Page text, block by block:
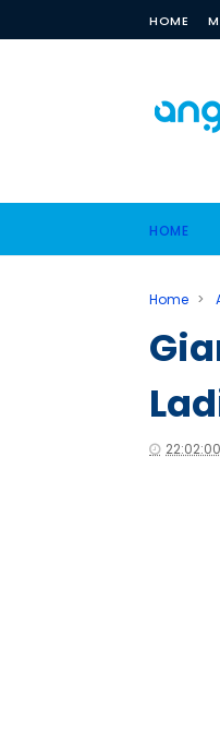
HOME
HOME
Home >
22:02:00